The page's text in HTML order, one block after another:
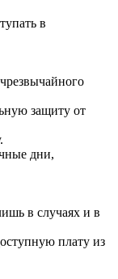
в
защиту от
дни,
в случаях и в
плату из